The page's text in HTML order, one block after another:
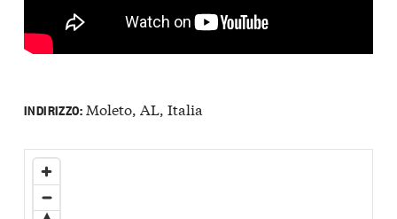
INDIRIZZO:Moleto, AL, Italia